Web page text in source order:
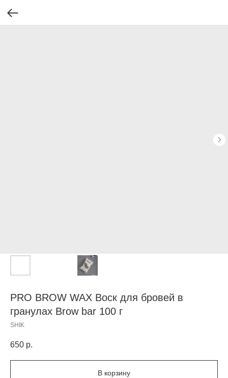
PRO BROW WAX Воск для бровей в
гранулах Brow bar 100 г
SHIK
650 р.
В корзину